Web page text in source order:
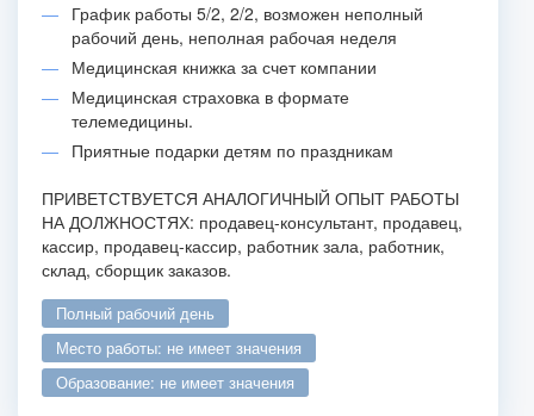
График работы 5/2, 2/2, возможен неполный
рабочий день, неполная рабочая неделя
Медицинская книжка за счет компании
Медицинская страховка в формате
телемедицины.
Приятные подарки детям по праздникам
ПРИВЕТСТВУЕТСЯ АНАЛОГИЧНЫЙ ОПЫТ РАБОТЫ
НА ДОЛЖНОСТЯХ: продавец-консультант, продавец,
кассир, продавец-кассир, работник зала, работник,
склад, сборщик заказов.
полный рабочий день
место работы: не имеет значения
образование: не имеет значения